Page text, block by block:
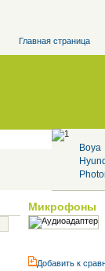
Главная страница
Boya
Микрофоны
Добавить к